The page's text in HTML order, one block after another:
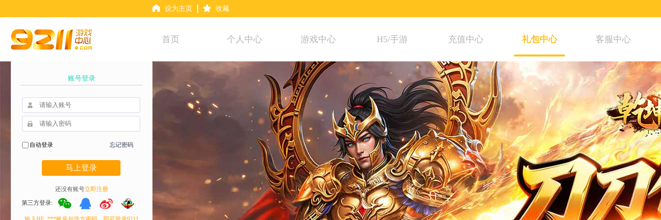
设为主页 收藏
首页 个人中心 游戏中心 H5/手游 充值中心 礼包中心 客服中心